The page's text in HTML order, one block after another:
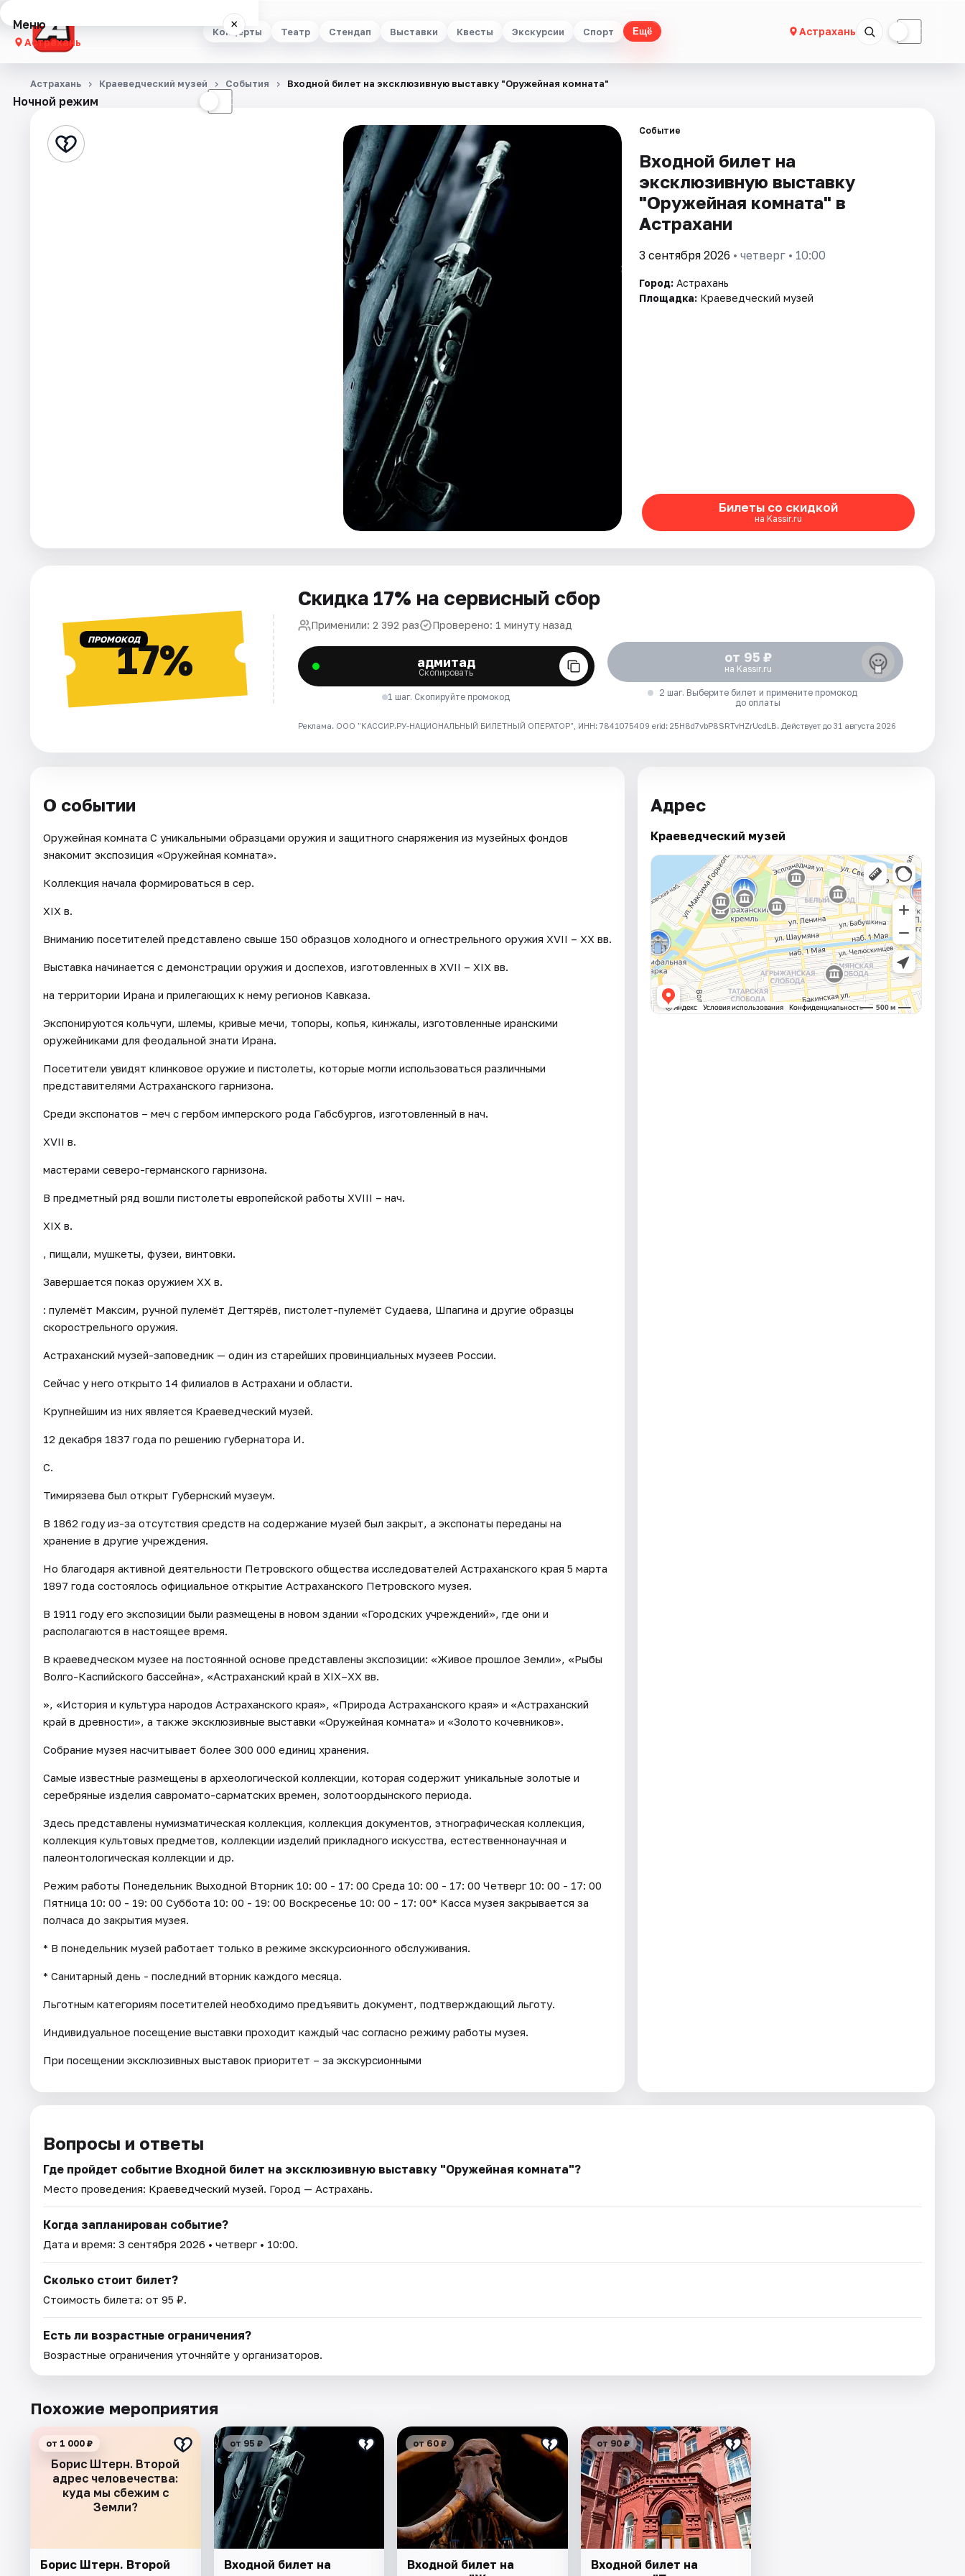
Концерты Театр Стендап Выставки Квесты Экскурсии Спорт Ещё Астрахань ☾
Меню ×
Астрахань
Концерты
Стендап
Ночной режим ☾
Астрахань Краеведческий музей События Входной билет на эксклюзивную выставку "Оружейная комната"
Событие
Входной билет на
эксклюзивную выставку
"Оружейная комната" в
Астрахани
3 сентября 2026 • четверг • 10:00
Город: Астрахань
Площадка: Краеведческий музей
Билеты со скидкой
на Kassir.ru
ПРОМОКОД17%
Скидка 17% на сервисный сбор
Применили: 2 392 раз Проверено: 1 минуту назад
адмитад
Скопировать
1 шаг. Скопируйте промокод
от 95 ₽
на Kassir.ru
2 шаг. Выберите билет и примените промокод
до оплаты
Реклама. ООО "КАССИР.РУ-НАЦИОНАЛЬНЫЙ БИЛЕТНЫЙ ОПЕРАТОР", ИНН: 7841075409 erid: 25H8d7vbP8SRTvHZrUcdLB. Действует до 31 августа 2026
О событии
Оружейная комната С уникальными образцами оружия и защитного снаряжения из музейных фондов
знакомит экспозиция «Оружейная комната».
Коллекция начала формироваться в сер.
XIX в.
Вниманию посетителей представлено свыше 150 образцов холодного и огнестрельного оружия XVII – XX вв.
Выставка начинается с демонстрации оружия и доспехов, изготовленных в XVII – XIX вв.
на территории Ирана и прилегающих к нему регионов Кавказа.
Экспонируются кольчуги, шлемы, кривые мечи, топоры, копья, кинжалы, изготовленные иранскими
оружейниками для феодальной знати Ирана.
Посетители увидят клинковое оружие и пистолеты, которые могли использоваться различными
представителями Астраханского гарнизона.
Среди экспонатов – меч с гербом имперского рода Габсбургов, изготовленный в нач.
XVII в.
мастерами северо-германского гарнизона.
В предметный ряд вошли пистолеты европейской работы XVIII – нач.
XIX в.
, пищали, мушкеты, фузеи, винтовки.
Завершается показ оружием XX в.
: пулемёт Максим, ручной пулемёт Дегтярёв, пистолет-пулемёт Судаева, Шпагина и другие образцы
скорострельного оружия.
Астраханский музей-заповедник — один из старейших провинциальных музеев России.
Сейчас у него открыто 14 филиалов в Астрахани и области.
Крупнейшим из них является Краеведческий музей.
12 декабря 1837 года по решению губернатора И.
С.
Тимирязева был открыт Губернский музеум.
В 1862 году из-за отсутствия средств на содержание музей был закрыт, а экспонаты переданы на
хранение в другие учреждения.
Но благодаря активной деятельности Петровского общества исследователей Астраханского края 5 марта
1897 года состоялось официальное открытие Астраханского Петровского музея.
В 1911 году его экспозиции были размещены в новом здании «Городских учреждений», где они и
располагаются в настоящее время.
В краеведческом музее на постоянной основе представлены экспозиции: «Живое прошлое Земли», «Рыбы
Волго-Каспийского бассейна», «Астраханский край в XIX–XX вв.
», «История и культура народов Астраханского края», «Природа Астраханского края» и «Астраханский
край в древности», а также эксклюзивные выставки «Оружейная комната» и «Золото кочевников».
Собрание музея насчитывает более 300 000 единиц хранения.
Самые известные размещены в археологической коллекции, которая содержит уникальные золотые и
серебряные изделия савромато-сарматских времен, золотоордынского периода.
Здесь представлены нумизматическая коллекция, коллекция документов, этнографическая коллекция,
коллекция культовых предметов, коллекции изделий прикладного искусства, естественнонаучная и
палеонтологическая коллекции и др.
Режим работы Понедельник Выходной Вторник 10: 00 - 17: 00 Среда 10: 00 - 17: 00 Четверг 10: 00 - 17: 00
Пятница 10: 00 - 19: 00 Суббота 10: 00 - 19: 00 Воскресенье 10: 00 - 17: 00* Касса музея закрывается за
полчаса до закрытия музея.
* В понедельник музей работает только в режиме экскурсионного обслуживания.
* Санитарный день - последний вторник каждого месяца.
Льготным категориям посетителей необходимо предъявить документ, подтверждающий льготу.
Индивидуальное посещение выставки проходит каждый час согласно режиму работы музея.
При посещении эксклюзивных выставок приоритет – за экскурсионными
Адрес
Краеведческий музей
Вопросы и ответы
Где пройдет событие Входной билет на эксклюзивную выставку "Оружейная комната"?
Место проведения: Краеведческий музей. Город — Астрахань.
Когда запланирован событие?
Дата и время: 3 сентября 2026 • четверг • 10:00.
Сколько стоит билет?
Стоимость билета: от 95 ₽.
Есть ли возрастные ограничения?
Возрастные ограничения уточняйте у организаторов.
Похожие мероприятия
Борис Штерн. Второй
адрес человечества:
куда мы сбежим с
Земли?
от 1 000 ₽
Борис Штерн. Второй
от 95 ₽
Входной билет на
от 60 ₽
Входной билет на
от 90 ₽
Входной билет на